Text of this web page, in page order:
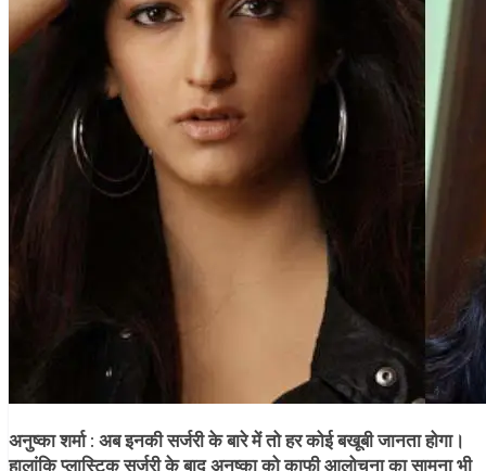
अनुष्का शर्मा : अब इनकी सर्जरी के बारे में तो हर कोई बखूबी जानता होगा।
हालांकि प्लास्टिक सर्जरी के बाद अनुष्का को काफी आलोचना का सामना भी